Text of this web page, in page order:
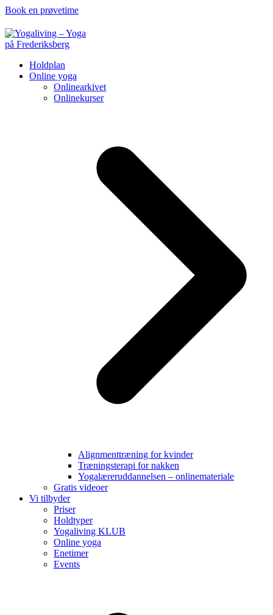
Book en prøvetime
Holdplan
Online yoga
Onlinearkivet
Onlinekurser
Alignmenttræning for kvinder
Træningsterapi for nakken
Yogalæreruddannelsen – onlinemateriale
Gratis videoer
Vi tilbyder
Priser
Holdtyper
Yogaliving KLUB
Online yoga
Enetimer
Events